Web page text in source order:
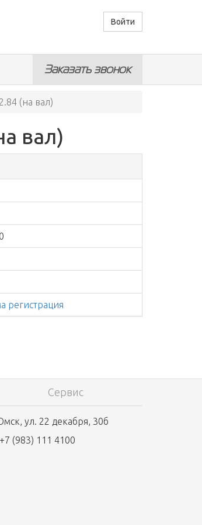
Войти
Заказать звонок
(на вал)
вал)
регистрация
Сервис
ул. 22 декабря, 30б
(983) 111 4100